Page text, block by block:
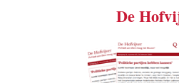
De